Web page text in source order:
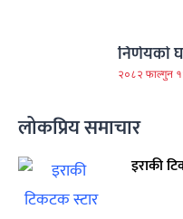
निर्णयको
२०८२ फाल्गुन
लोकप्रिय समाचार
इराकी